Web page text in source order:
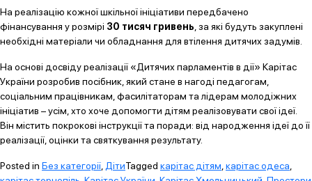
На реалізацію кожної шкільної ініціативи передбачено
фінансування у розмірі 30 тисяч гривень, за які будуть закуплені
необхідні матеріали чи обладнання для втілення дитячих задумів.
На основі досвіду реалізації «Дитячих парламентів в дії» Карітас
України розробив посібник, який стане в нагоді педагогам,
соціальним працівникам, фасилітаторам та лідерам молодіжних
ініціатив – усім, хто хоче допомогти дітям реалізовувати свої ідеї.
Він містить покрокові інструкції та поради: від народження ідеї до її
реалізації, оцінки та святкування результату.
Posted in Без категорії,ДітиTagged карітас дітям,карітас одеса,